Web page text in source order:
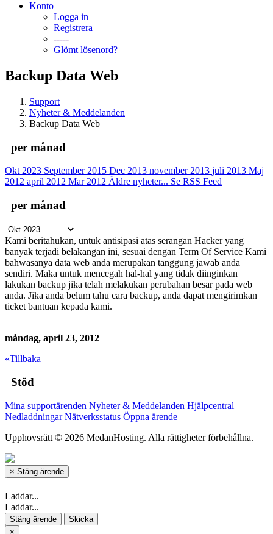
Konto
Logga in
Registrera
-----
Glömt lösenord?
Backup Data Web
Support
Nyheter & Meddelanden
Backup Data Web
per månad
Okt 2023 September 2015 Dec 2013 november 2013 juli 2013 Maj
2012 april 2012 Mar 2012 Äldre nyheter... Se RSS Feed
per månad
Kami beritahukan, untuk antisipasi atas serangan Hacker yang
banyak terjadi belakangan ini, sesuai dengan Term Of Service Kami
bahwasanya data web anda merupakan tanggung jawab anda
sendiri. Maka untuk mencegah hal-hal yang tidak diinginkan
lakukan backup jika telah melakukan perubahan besar pada web
anda. Jika anda belum tahu cara backup, anda dapat mengirimkan
ticket bantuan kepada kami.
måndag, april 23, 2012
«Tillbaka
Stöd
Mina supportärenden Nyheter & Meddelanden Hjälpcentral
NedladdningarNätverksstatus Öppna ärende
Upphovsrätt © 2026 MedanHosting. Alla rättigheter förbehållna.
× Stäng ärende
Laddar...
Laddar...
Stäng ärende
Skicka
×